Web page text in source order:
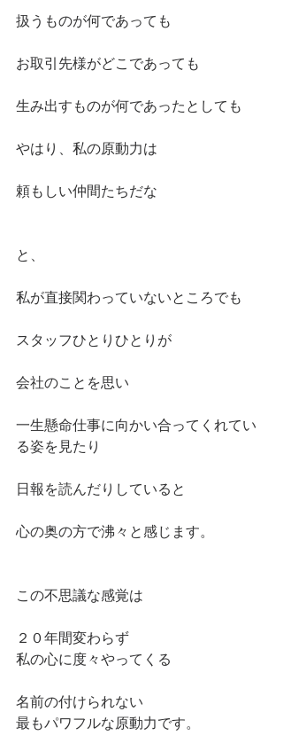
扱うものが何であっても
お取引先様がどこであっても
生み出すものが何であったとしても
やはり、私の原動力は
頼もしい仲間たちだな
と、
私が直接関わっていないところでも
スタッフひとりひとりが
会社のことを思い
一生懸命仕事に向かい合ってくれてい
る姿を見たり
日報を読んだりしていると
心の奥の方で沸々と感じます。
この不思議な感覚は
２０年間変わらず
私の心に度々やってくる
名前の付けられない
最もパワフルな原動力です。